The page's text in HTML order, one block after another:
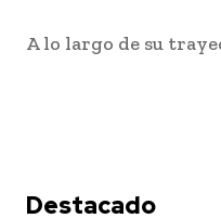
A lo largo de su
Destacado